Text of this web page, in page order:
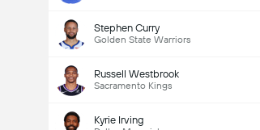
Stephen Curry
Golden State Warriors
Russell Westbrook
Sacramento Kings
Kyrie Irving